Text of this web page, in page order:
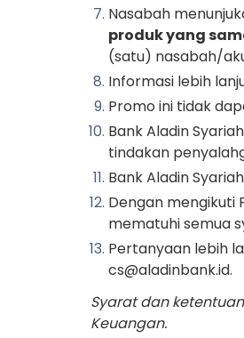
Nasabah
produk yang
(satu) nasabah/
Informasi lebih
Promo ini tidak
Bank Aladin
tindakan
Bank Aladin
Dengan mengikuti
mematuhi semua
Pertanyaan lebih
cs@aladinbank.id.
Syarat dan
Keuangan.